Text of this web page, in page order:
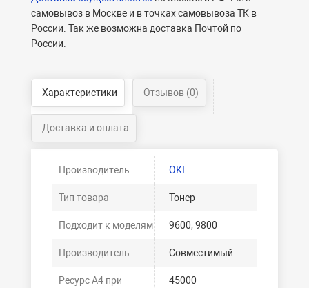
самовывоз в Москве и в точках самовывоза ТК в
России. Так же возможна доставка Почтой по
России.
Характеристики Отзывов (0)
Доставка и оплата
Производитель: OKI
Тип товара Тонер
Подходит к моделям 9600, 9800
Производитель Совместимый
Ресурс А4 при 45000